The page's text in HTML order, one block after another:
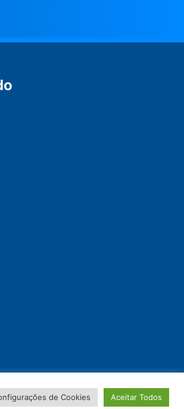
de Cookies Aceitar Todos